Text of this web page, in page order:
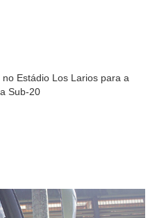
Estádio Los Larios para a
Sub-20